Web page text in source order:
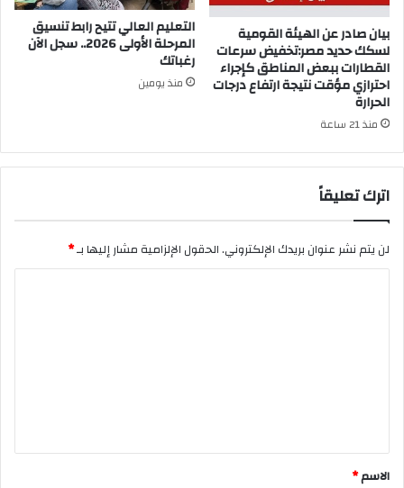
بيان صادر عن الهيئة القومية
لسكك حديد مصر:تخفيض سرعات
القطارات ببعض المناطق كإجراء
احترازي مؤقت نتيجة ارتفاع درجات
الحرارة
منذ 21 ساعة
التعليم العالي تتيح رابط تنسيق
المرحلة الأولى 2026.. سجل الآن
رغباتك
منذ يومين
اترك تعليقاً
لن يتم نشر عنوان بريدك الإلكتروني.الحقول الإلزامية مشار إليها بـ*
*
الاسم*